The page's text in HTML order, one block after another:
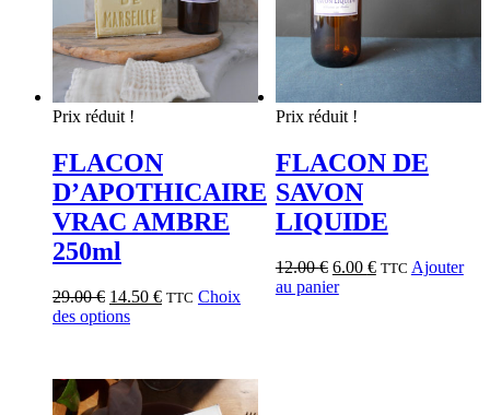
Prix réduit !
FLACON
D’APOTHICAIRE
VRAC AMBRE
250ml
29.00€ 14.50 € TTC Choix
des options
Prix réduit !
FLACON DE
SAVON
LIQUIDE
12.00€ 6.00 € TTC Ajouter
au panier